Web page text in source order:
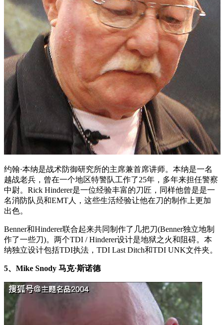
约翰·本纳是战术防御研究所的主席兼首席讲师。本纳是一名
越战老兵，曾在一个地区特警队工作了25年，多年来担任警察
中尉。Rick Hinderer是一位经验丰富的刀匠，同样他曾是是一
名消防队员和EMT人，这些生活经验让他在刀的制作上更加
出色。
Benner和Hinderer联合起来共同制作了几把刀(Benner独立地制
作了一些刀)。两个TDI / Hinderer设计是地狱之火和阻碍。本
纳独立设计包括TDI执法，TDI Last Ditch和TDI UNK文件夹。
5、Mike Snody 马克·斯诺德